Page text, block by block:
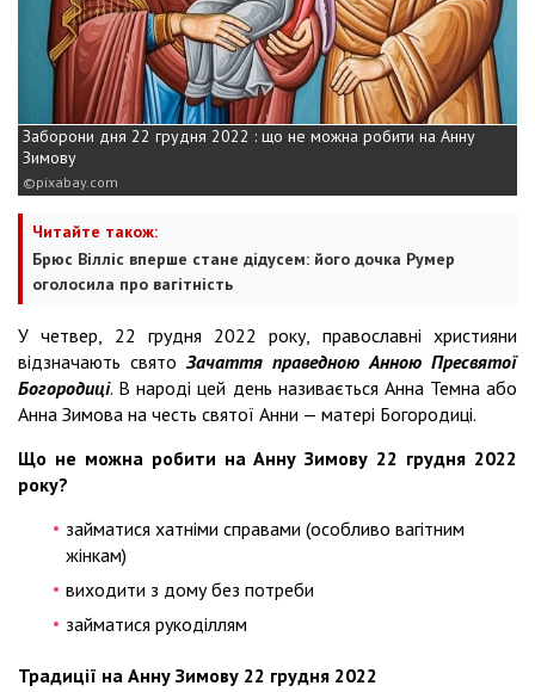
Заборони дня 22 грудня 2022 : що не можна робити на Анну
Зимову
pixabay.com
Читайте також:
Брюс Вілліс вперше стане дідусем: його дочка Румер
оголосила про вагітність
У четвер, 22 грудня 2022 року, православні християни
відзначають свято Зачаття праведною Анною Пресвятої
Богородиці. В народі цей день називається Анна Темна або
Анна Зимова на честь святої Анни — матері Богородиці.
Що не можна робити на Анну Зимову 22 грудня 2022
року?
займатися хатніми справами (особливо вагітним
жінкам)
виходити з дому без потреби
займатися рукоділлям
Традиції на Анну Зимову 22 грудня 2022